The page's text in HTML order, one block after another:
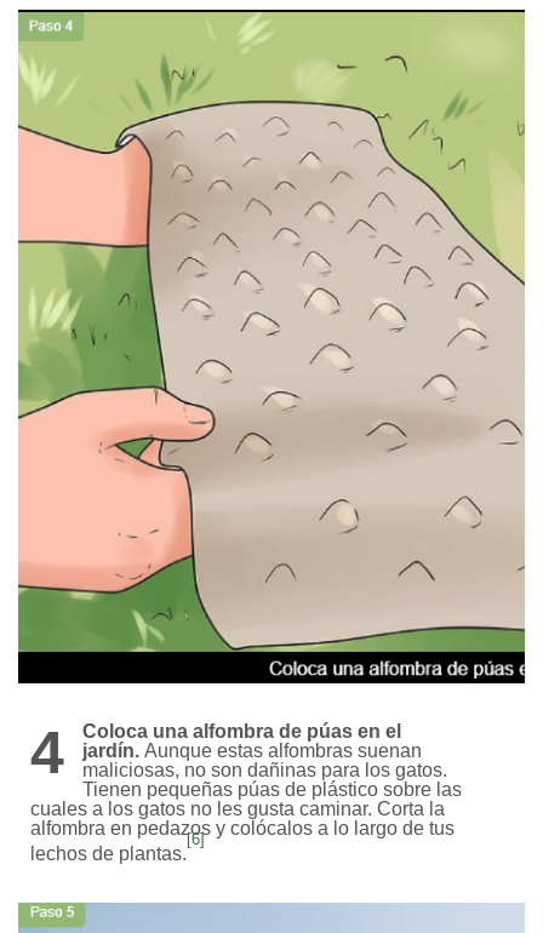
4
Coloca una alfombra de púas en el
jardín. Aunque estas alfombras suenan
maliciosas, no son dañinas para los gatos.
Tienen pequeñas púas de plástico sobre las
cuales a los gatos no les gusta caminar. Corta la
alfombra en pedazos y colócalos a lo largo de tus
lechos de plantas.
[6]